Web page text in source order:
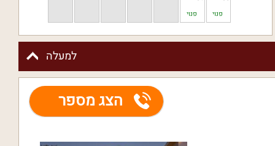
פנוי
פנוי
למעלה
הצג מספר